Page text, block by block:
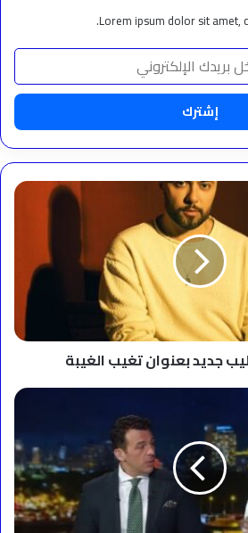
Lorem ipsum dolor sit amet,
جديد بعنوان تغيب الغيبة